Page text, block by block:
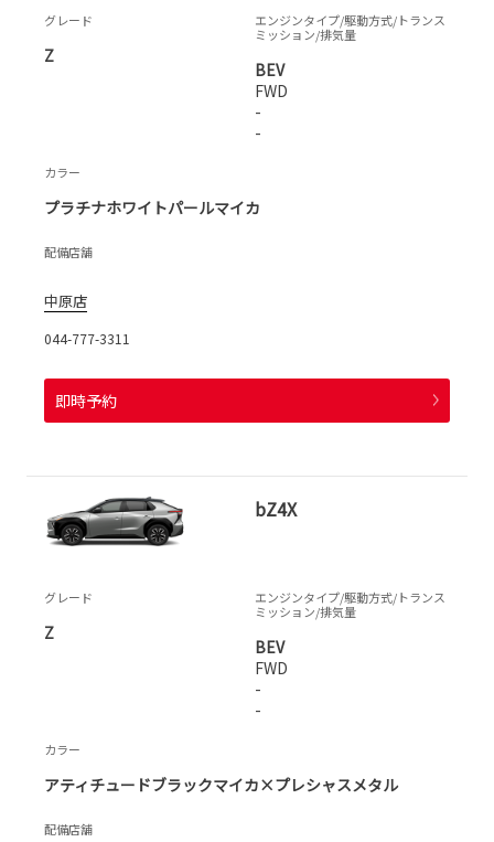
グレード
Z
エンジンタイプ/駆動方式/トランス
ミッション/排気量
BEV
FWD
-
-
カラー
プラチナホワイトパールマイカ
配備店舗
中原店
044-777-3311
即時予約
bZ4X
グレード
Z
エンジンタイプ/駆動方式/トランス
ミッション/排気量
BEV
FWD
-
-
カラー
アティチュードブラックマイカ×プレシャスメタル
配備店舗